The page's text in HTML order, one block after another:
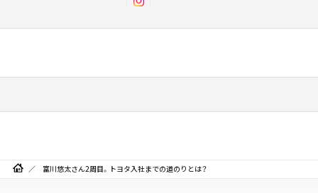
富川悠太さん2周目。トヨタ入社までの道のりとは？